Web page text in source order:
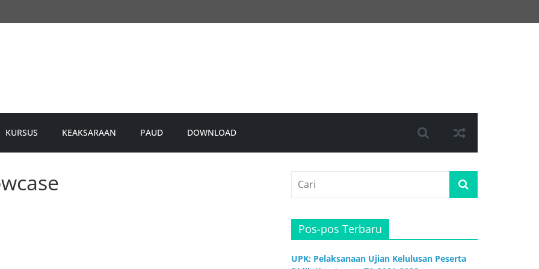
KURSUS KEAKSARAAN PAUD DOWNLOAD
Pos-pos Terbaru
UPK: Pelaksanaan Ujian Kelulusan Peserta